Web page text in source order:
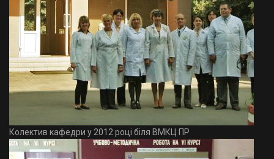
Колектив кафедри у 2012 році біля ВМКЦ ПР